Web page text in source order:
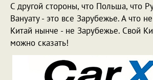
С другой стороны, что Польша, что
Вануату - это все Зарубежье. А что
Китай нынче - не Зарубежье. Свой
можно сказать!